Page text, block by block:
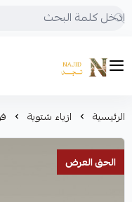
متجر نجد
الرئيسية ازياء شتوية
الحق العرض